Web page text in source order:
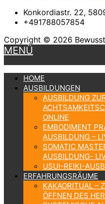
Konkordiastr. 22,
+491788057854
Copyright © 2026
MENÜ
HOME
AUSBILDUNGEN
AUSBILDUNG
ONLINE
EMBODIMENT
AUSBILDUNG –
SOMATIC
AUSBILDUNG-
USUI-REIKI-
ERFAHRUNGSRÄUME
KAKAORITUAL –
ÖFFNEN DES